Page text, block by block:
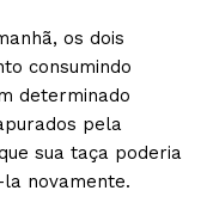
os dois
consumindo
determinado
pela
sua taça poderia
novamente.